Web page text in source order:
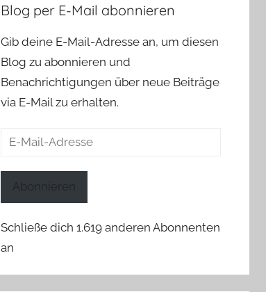
Blog per E-Mail abonnieren
Gib deine E-Mail-Adresse an, um diesen
Blog zu abonnieren und
Benachrichtigungen über neue Beiträge
via E-Mail zu erhalten.
E-
Abonnieren
Schließe dich 1.619 anderen Abonnenten
an